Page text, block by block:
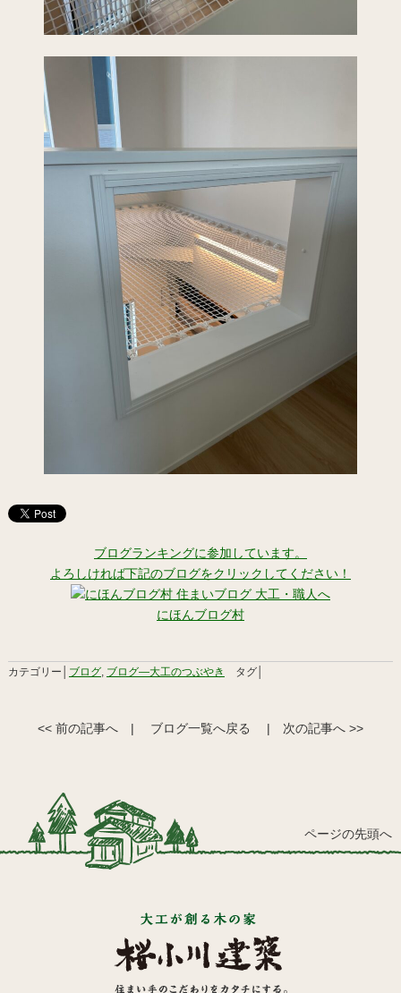
ブログランキングに参加しています。
よろしければ下記のブログをクリックしてください！
にほんブログ村
カテゴリー│ ブログ, ブログ―大工のつぶやき タグ│
<< 前の記事へ | ブログ一覧へ戻る | 次の記事へ >>
ページの先頭へ